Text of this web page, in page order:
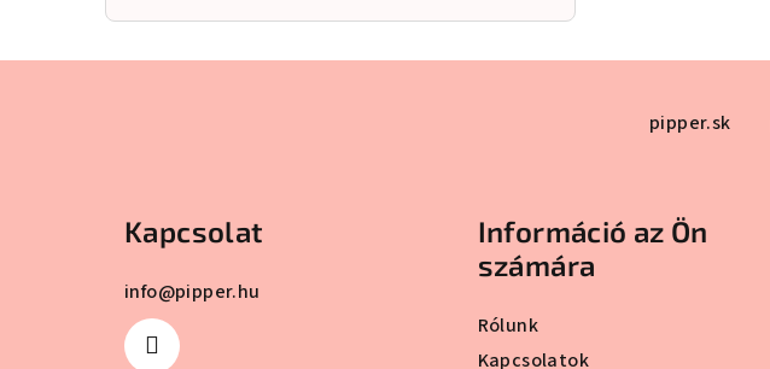
pipper.sk
Kapcsolat
info@pipper.hu
Információ az Ön
számára
Rólunk
Kapcsolatok